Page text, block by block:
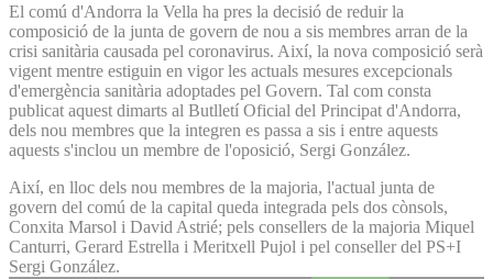
El comú d'Andorra la Vella ha pres la decisió de reduir la
composició de la junta de govern de nou a sis membres arran de la
crisi sanitària causada pel coronavirus. Així, la nova composició serà
vigent mentre estiguin en vigor les actuals mesures excepcionals
d'emergència sanitària adoptades pel Govern. Tal com consta
publicat aquest dimarts al Butlletí Oficial del Principat d'Andorra,
dels nou membres que la integren es passa a sis i entre aquests
aquests s'inclou un membre de l'oposició, Sergi González.
Així, en lloc dels nou membres de la majoria, l'actual junta de
govern del comú de la capital queda integrada pels dos cònsols,
Conxita Marsol i David Astrié; pels consellers de la majoria Miquel
Canturri, Gerard Estrella i Meritxell Pujol i pel conseller del PS+I
Sergi González.